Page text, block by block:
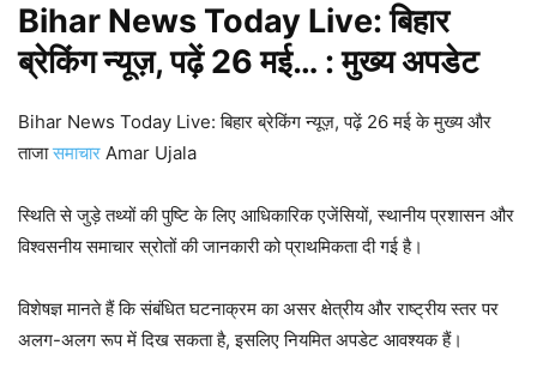
Bihar News Today Live: बिहार
ब्रेकिंग न्यूज़, पढ़ें 26 मई… : मुख्यअपडेट
Bihar News Today Live: बिहार ब्रेकिंग न्यूज़, पढ़ें 26 मई के मुख्य और
ताजासमाचार Amar Ujala
स्थिति से जुड़े तथ्यों की पुष्टि के लिए आधिकारिक एजेंसियों, स्थानीय प्रशासन और
विश्वसनीय समाचार स्रोतों की जानकारी को प्राथमिकता दी गई है।
विशेषज्ञ मानते हैं कि संबंधित घटनाक्रम का असर क्षेत्रीय और राष्ट्रीय स्तर पर
अलग-अलग रूप में दिख सकता है, इसलिए नियमित अपडेट आवश्यक हैं।